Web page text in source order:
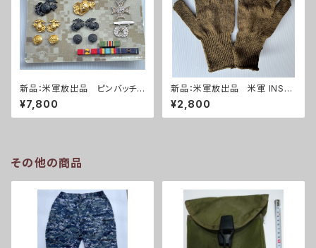
新品：米軍放出品 ピンバッチセ
ット(A0271)
¥7,800
新品：米軍放出品 米軍 INSER
T TYPE II ウールニット グロー
ブ 手袋 コヨーテ(A0272)
¥2,800
その他の商品